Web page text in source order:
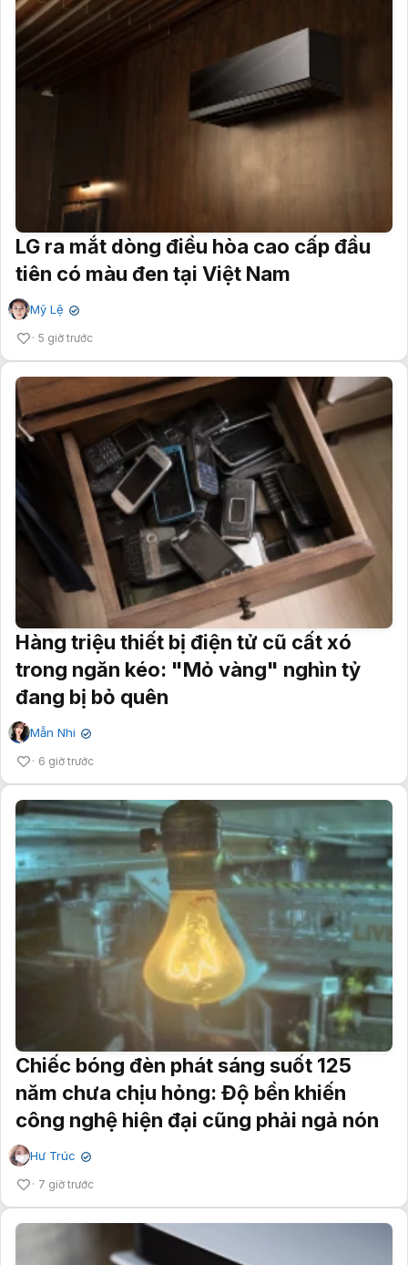
LG ra mắt dòng điều hòa cao cấp đầu
tiên có màu đen tại Việt Nam
Mỹ Lệ ✔
5 giờ trước
Hàng triệu thiết bị điện tử cũ cất xó
trong ngăn kéo: "Mỏ vàng" nghìn tỷ
đang bị bỏ quên
Mẫn Nhi ✔
6 giờ trước
Chiếc bóng đèn phát sáng suốt 125
năm chưa chịu hỏng: Độ bền khiến
công nghệ hiện đại cũng phải ngả nón
Hư Trúc ✔
7 giờ trước